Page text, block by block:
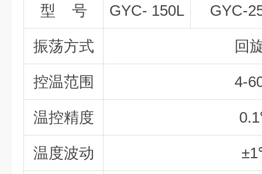
型 号 GYC- 150L GYC-
振荡方式 回
控温范围 4-
温控精度 0.1
温度波动 ±1